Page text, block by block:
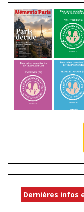
Dernières infos